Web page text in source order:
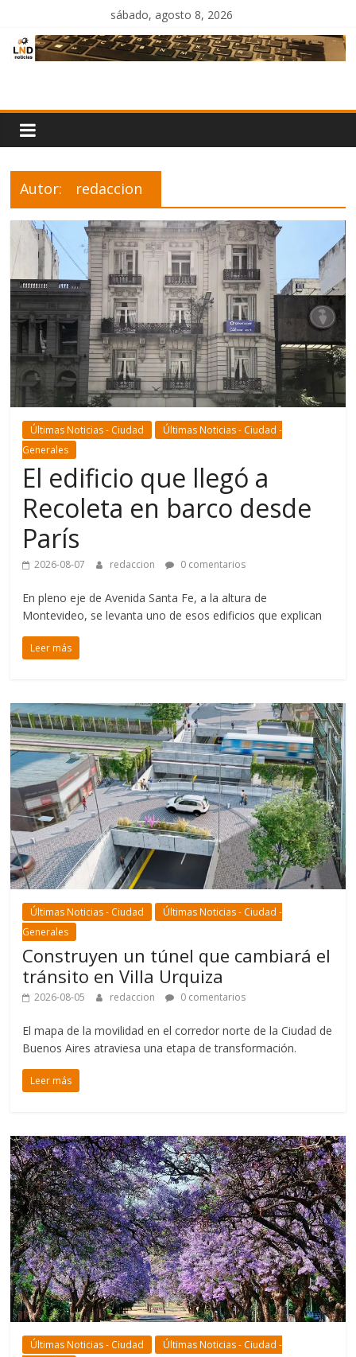
contenido
sábado, agosto 8, 2026
Noticias
Autor: redaccion
Últimas Noticias - Ciudad
Últimas Noticias - Ciudad -
Generales
El edificio que llegó a
Recoleta en barco desde
París
2026-08-07 redaccion 0 comentarios
En pleno eje de Avenida Santa Fe, a la altura de
Montevideo, se levanta uno de esos edificios que explican
Leer más
Últimas Noticias - Ciudad
Últimas Noticias - Ciudad -
Generales
Construyen un túnel que cambiará el
tránsito en Villa Urquiza
2026-08-05 redaccion 0 comentarios
El mapa de la movilidad en el corredor norte de la Ciudad de
Buenos Aires atraviesa una etapa de transformación.
Leer más
Últimas Noticias - Ciudad
Últimas Noticias - Ciudad -